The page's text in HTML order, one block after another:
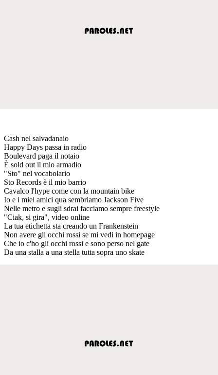
Cash nel salvadanaio
Happy Days passa in radio
Boulevard paga il notaio
È sold out il mio armadio
"Sto" nel vocabolario
Sto Records è il mio barrio
Cavalco l'hype come con la mountain bike
Io e i miei amici qua sembriamo Jackson Five
Nelle metro e sugli sdrai facciamo sempre freestyle
"Ciak, si gira", video online
La tua etichetta sta creando un Frankenstein
Non avere gli occhi rossi se mi vedi in homepage
Che io c'ho gli occhi rossi e sono perso nel gate
Da una stalla a una stella tutta sopra uno skate